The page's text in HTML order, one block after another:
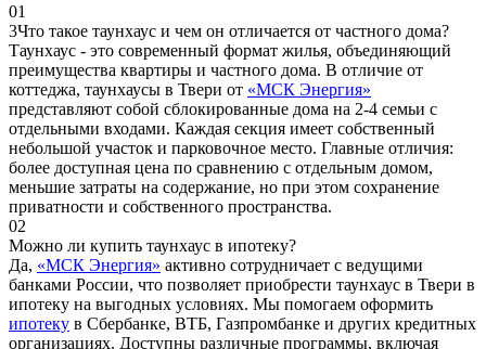
01
3Что такое таунхаус и чем он отличается от частного дома?
Таунхаус - это современный формат жилья, объединяющий
преимущества квартиры и частного дома. В отличие от
коттеджа, таунхаусы в Твери от «МСК Энергия»
представляют собой сблокированные дома на 2-4 семьи с
отдельными входами. Каждая секция имеет собственный
небольшой участок и парковочное место. Главные отличия:
более доступная цена по сравнению с отдельным домом,
меньшие затраты на содержание, но при этом сохранение
приватности и собственного пространства.
02
Можно ли купить таунхаус в ипотеку?
Да, «МСК Энергия» активно сотрудничает с ведущими
банками России, что позволяет приобрести таунхаус в Твери в
ипотеку на выгодных условиях. Мы помогаем оформить
ипотеку в Сбербанке, ВТБ, Газпромбанке и других кредитных
организациях. Доступны различные программы, включая